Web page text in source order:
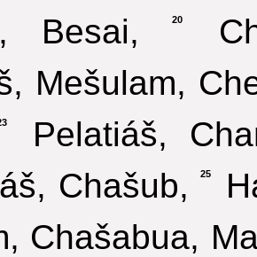
Besai,
20
Mešulam,
Pelatiáš,
Chašub,
25
Chašabua,